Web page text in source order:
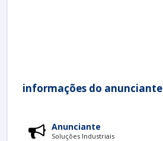
informações do anunciante
Anunciante
Soluções Industriais